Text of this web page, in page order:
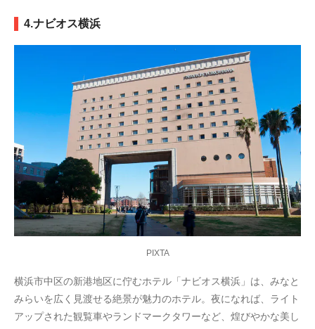
4.ナビオス横浜
PIXTA
横浜市中区の新港地区に佇むホテル「ナビオス横浜」は、みなと
みらいを広く見渡せる絶景が魅力のホテル。夜になれば、ライト
アップされた観覧車やランドマークタワーなど、煌びやかな美し